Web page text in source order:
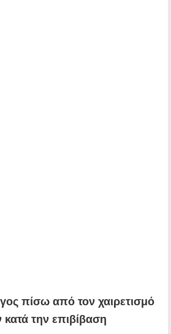
πίσω από τον χαιρετισμό
την επιβίβαση